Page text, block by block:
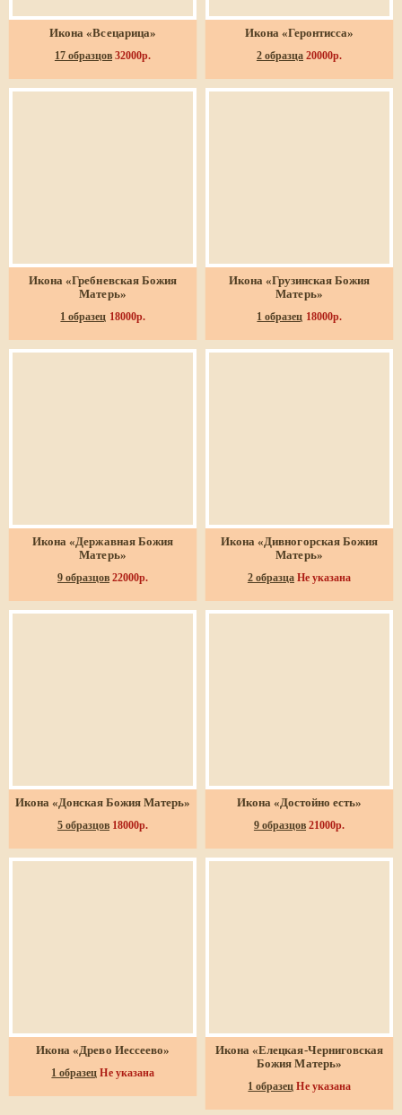
Икона «Всецарица»
17 образцов 32000р.
Икона «Геронтисса»
2 образца 20000р.
Икона «Гребневская Божия
Матерь»
1 образец 18000р.
Икона «Грузинская Божия
Матерь»
1 образец 18000р.
Икона «Державная Божия
Матерь»
9 образцов 22000р.
Икона «Дивногорская Божия
Матерь»
2 образца Не указана
Икона «Донская Божия Матерь»
5 образцов 18000р.
Икона «Достойно есть»
9 образцов 21000р.
Икона «Древо Иессеево»
1 образец Не указана
Икона «Елецкая-Черниговская
Божия Матерь»
1 образец Не указана